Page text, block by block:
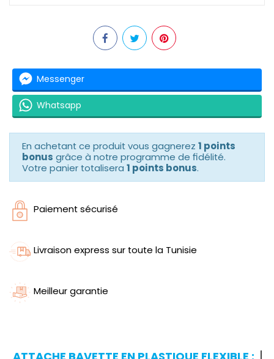
Messenger
Whatsapp
En achetant ce produit vous gagnerez 1 points
bonus grâce à notre programme de fidélité.
Votre panier totalisera 1 points bonus.
Paiement sécurisé
Livraison express sur toute la Tunisie
Meilleur garantie